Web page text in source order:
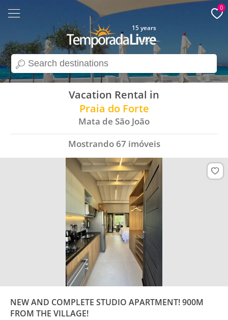
search
15 years
0
Vacation Rental in
Praia do Forte
Mata de São João
Mostrando67 imóveis
NEW AND COMPLETE STUDIO APARTMENT! 900M
FROM THE VILLAGE!